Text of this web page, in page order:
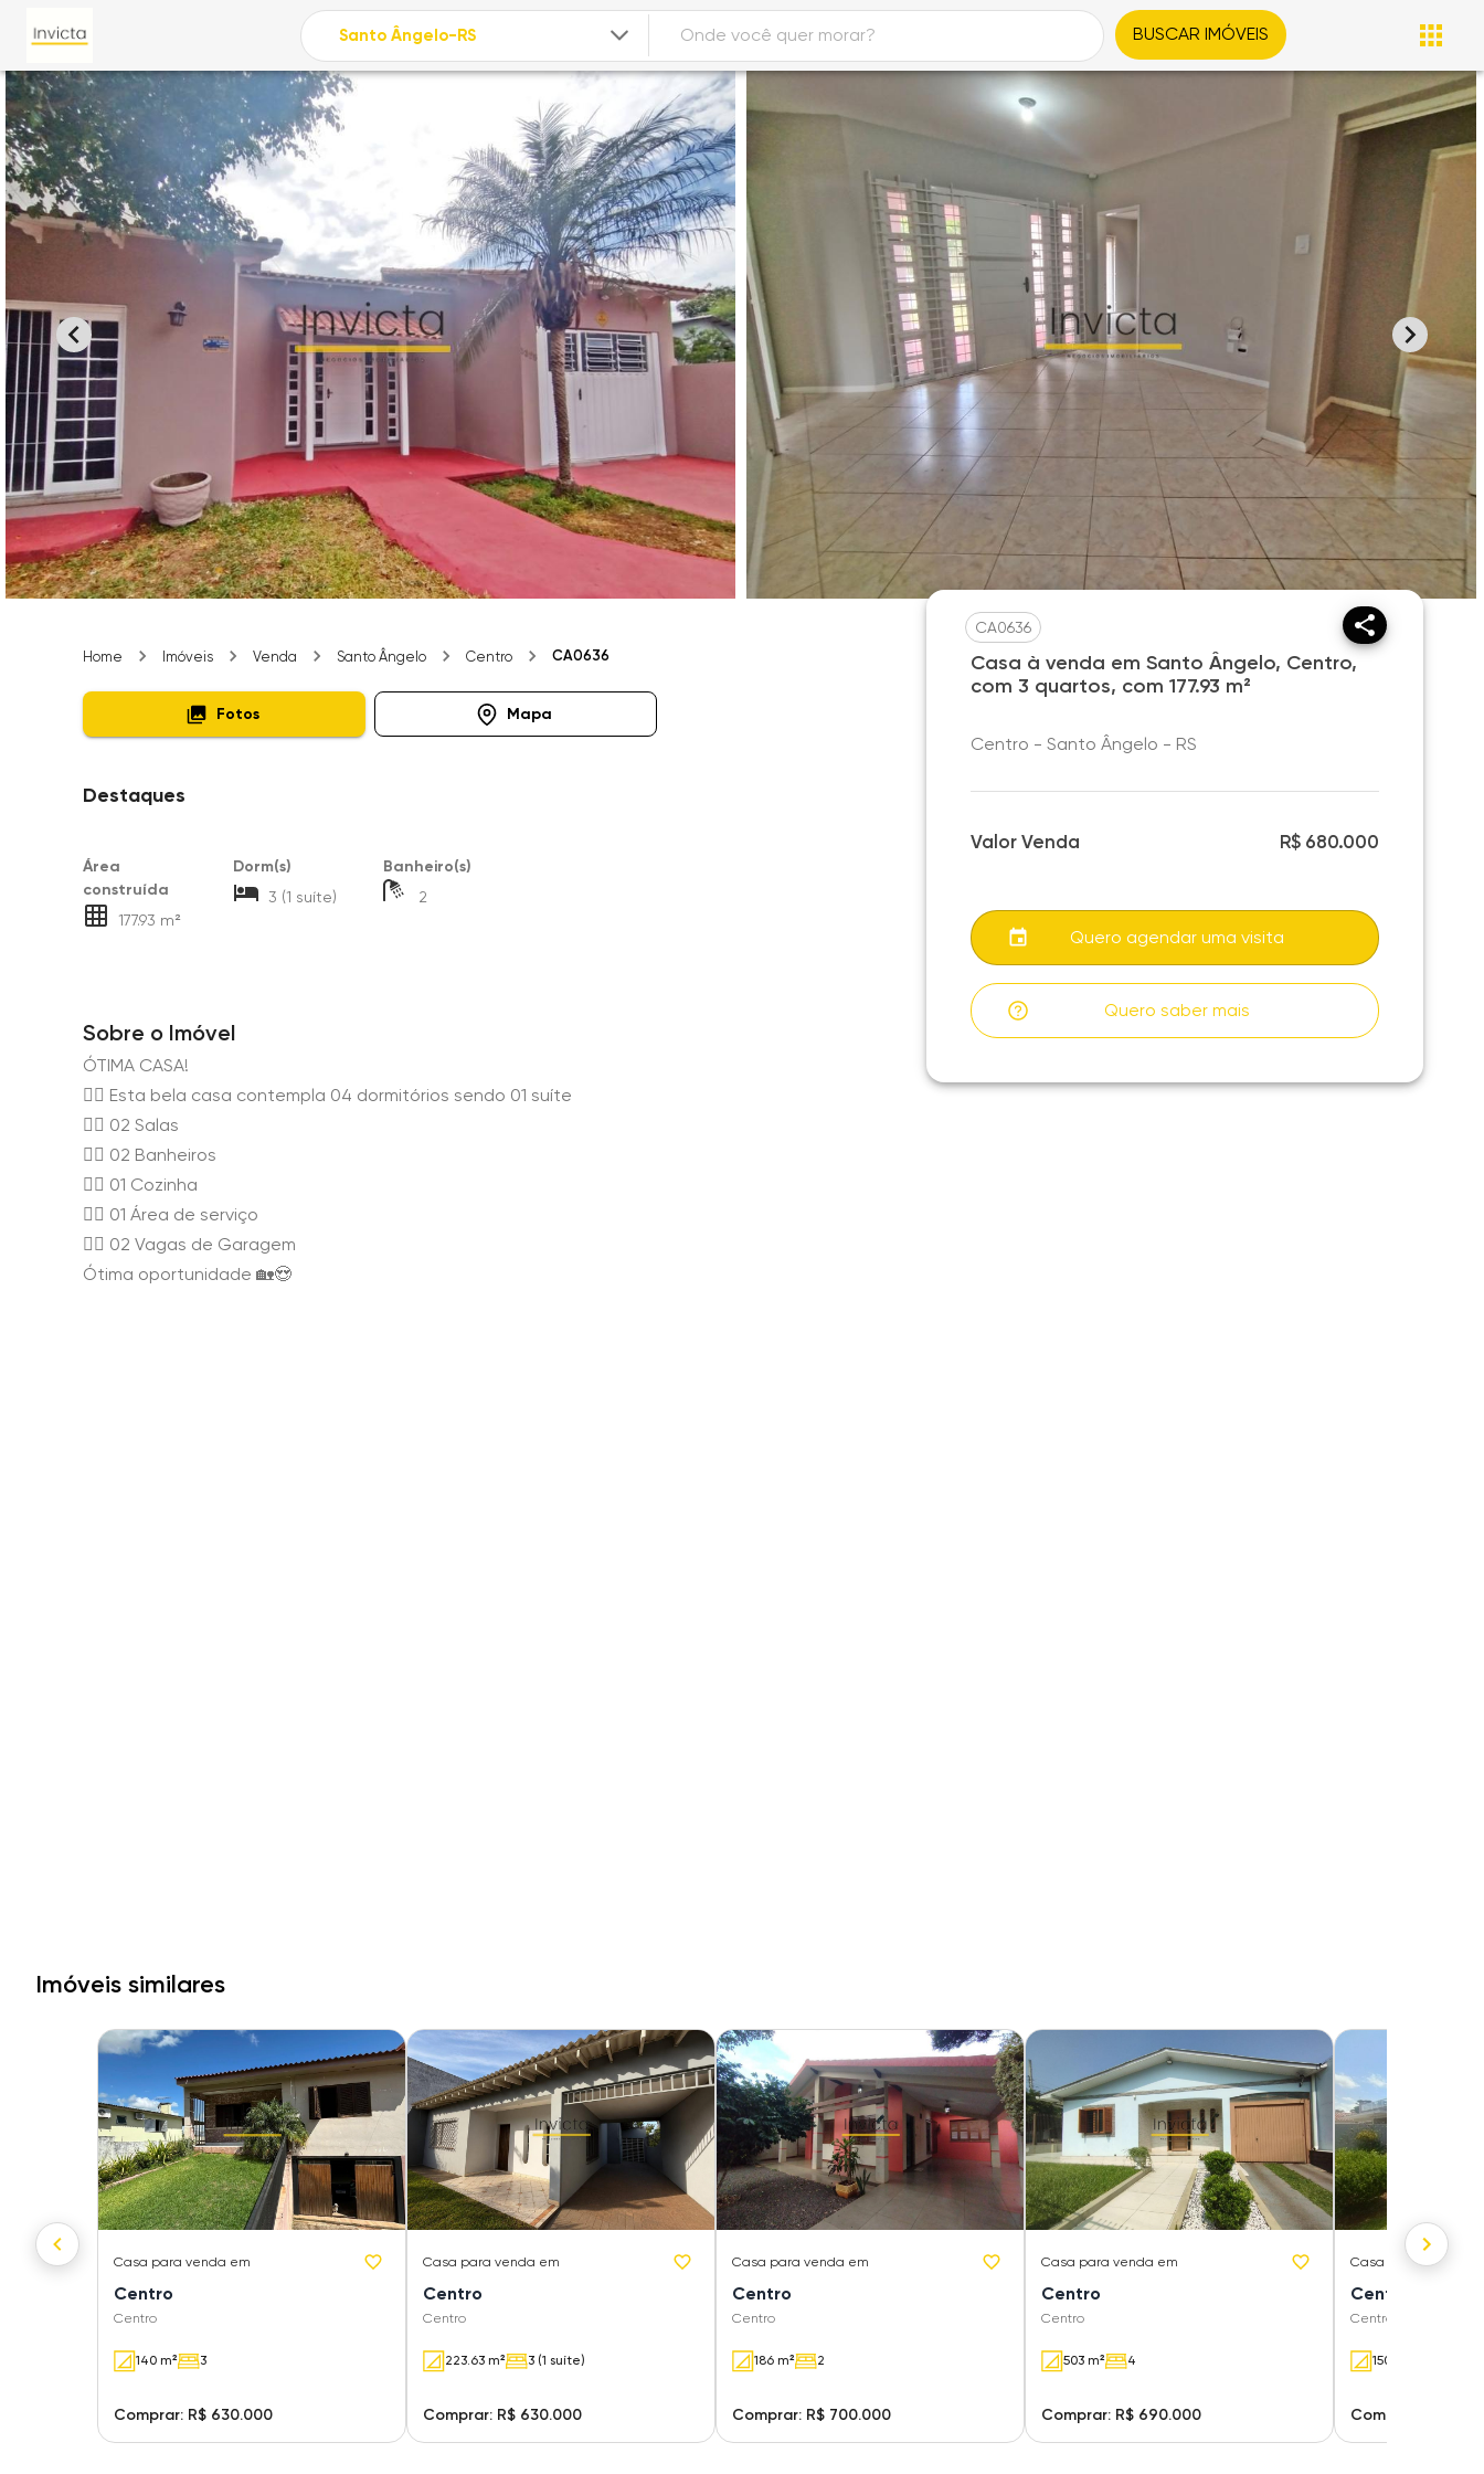
BUSCAR IMÓVEIS
Home Imóveis Venda Santo Ângelo Centro CA0636
Fotos Mapa
Destaques
Área
construída
177.93 m²
Dorm(s)
3 (1 suíte)
Banheiro(s)
2
Sobre o Imóvel
ÓTIMA CASA!
👉🏻 Esta bela casa contempla 04 dormitórios sendo 01 suíte
👉🏻 02 Salas
👉🏻 02 Banheiros
👉🏻 01 Cozinha
👉🏻 01 Área de serviço
👉🏻 02 Vagas de Garagem
Ótima oportunidade 🏡😍
CA0636
Casa à venda em Santo Ângelo, Centro,
com 3 quartos, com 177.93 m²
Centro - Santo Ângelo - RS
Valor Venda R$ 680.000
Quero agendar uma visita
Quero saber mais
Imóveis similares
Casa para venda em
Centro
Centro
140 m² 3
Comprar: R$ 630.000
Casa para venda em
Centro
Centro
223.63 m² 3 (1 suíte)
Comprar: R$ 630.000
Casa para venda em
Centro
Centro
186 m² 2
Comprar: R$ 700.000
Casa para venda em
Centro
Centro
503 m² 4
Comprar: R$ 690.000
Casa para venda
Centro
Centro
150 m²
Comprar: R$